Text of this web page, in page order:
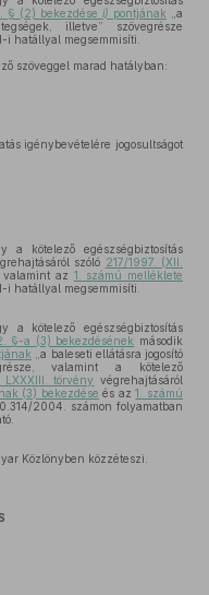
§ (2) bekezdése i) pontjának „a
illetve” szövegrésze
i hatállyal megsemmisíti.
szöveggel marad hatályban:
igénybevételére jogosultságot
a kötelező egészségbiztosítás
szóló 217/1997. (XII.
, valamint az 1. számú melléklete
i hatállyal megsemmisíti.
a kötelező egészségbiztosítás
§-a (3) bekezdésének második
„a baleseti ellátásra jogosító
valamint a kötelező
törvény végrehajtásáról
(3) bekezdése és az1. számú
2004. számon folyamatban
Közlönyben közzéteszi.